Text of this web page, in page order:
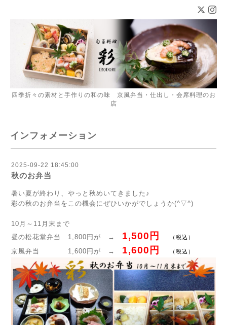
四季折々の素材と手作りの和の味 京風弁当・仕出し・会席料理のお
店
インフォメーション
2025-09-22 18:45:00
秋のお弁当
暑い夏が終わり、やっと秋めいてきました♪
彩の秋のお弁当をこの機会にぜひいかがでしょうか(^▽^)
10月～11月末まで
昼の松花堂弁当 1,800円が → 1,500円 （税込）
京風弁当 1,600円が → 1,600円 （税込）